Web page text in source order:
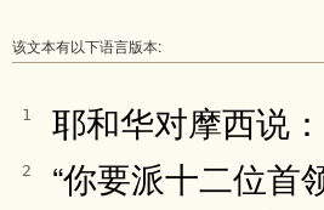
该文本有以下语言版本:
1 耶和华对摩西说：
2
“你要派十二位首